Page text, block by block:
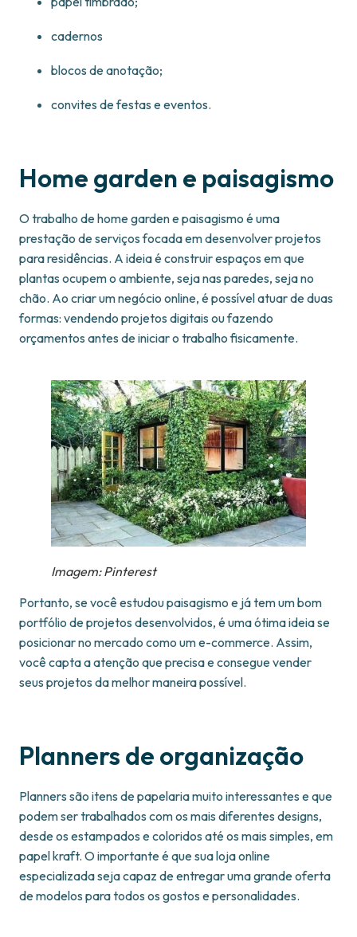
cadernos
blocos de anotação;
convites de festas e eventos.
Home garden e paisagismo
O trabalho de home garden e paisagismo é uma
prestação de serviços focada em desenvolver projetos
para residências. A ideia é construir espaços em que
plantas ocupem o ambiente, seja nas paredes, seja no
chão. Ao criar um negócio online, é possível atuar de duas
formas: vendendo projetos digitais ou fazendo
orçamentos antes de iniciar o trabalho fisicamente.
Imagem: Pinterest
Portanto, se você estudou paisagismo e já tem um bom
portfólio de projetos desenvolvidos, é uma ótima ideia se
posicionar no mercado como um e-commerce. Assim,
você capta a atenção que precisa e consegue vender
seus projetos da melhor maneira possível.
Planners de organização
Planners são itens de papelaria muito interessantes e que
podem ser trabalhados com os mais diferentes designs,
desde os estampados e coloridos até os mais simples, em
papel kraft. O importante é que sua loja online
especializada seja capaz de entregar uma grande oferta
de modelos para todos os gostos e personalidades.